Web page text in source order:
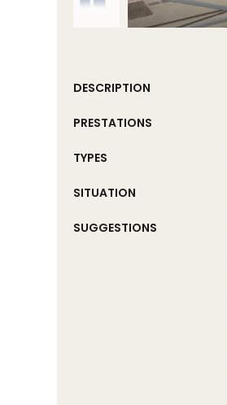
DESCRIPTION
PRESTATIONS
TYPES
SITUATION
SUGGESTIONS